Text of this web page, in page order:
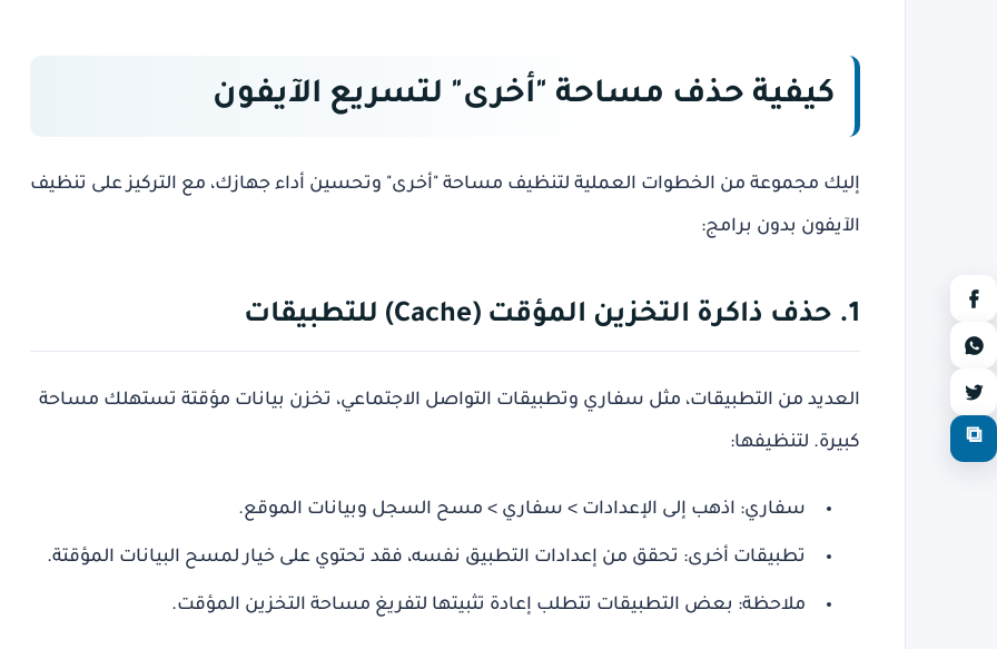
كيفية حذف مساحة "أخرى" لتسريع الآيفون
إليك مجموعة من الخطوات العملية لتنظيف مساحة "أخرى" وتحسين أداء جهازك، مع التركيز على تنظيف
الآيفون بدون برامج:
1. حذف ذاكرة التخزين المؤقت (Cache) للتطبيقات
العديد من التطبيقات، مثل سفاري وتطبيقات التواصل الاجتماعي، تخزن بيانات مؤقتة تستهلك مساحة
كبيرة. لتنظيفها:
سفاري: اذهب إلى الإعدادات > سفاري > مسح السجل وبيانات الموقع.
تطبيقات أخرى: تحقق من إعدادات التطبيق نفسه، فقد تحتوي على خيار لمسح البيانات المؤقتة.
ملاحظة: بعض التطبيقات تتطلب إعادة تثبيتها لتفريغ مساحة التخزين المؤقت.
⧉